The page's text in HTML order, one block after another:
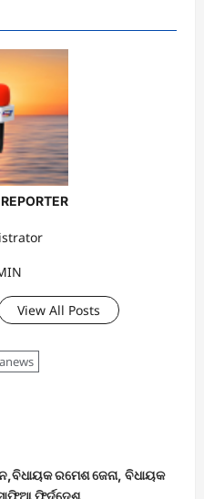
View All Posts
ରମେଶ ଜେନା, ବିଧାୟକ